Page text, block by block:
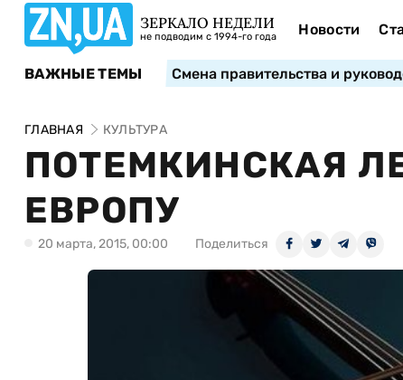
ЗЕРКАЛО НЕДЕЛИ
не подводим с 1994-го года Новости
ВАЖНЫЕ ТЕМЫ Смена правительства и
ГЛАВНАЯ КУЛЬТУРА
ПОТЕМКИНСКАЯ
ЕВРОПУ
20 марта, 2015, 00:00 Поделиться